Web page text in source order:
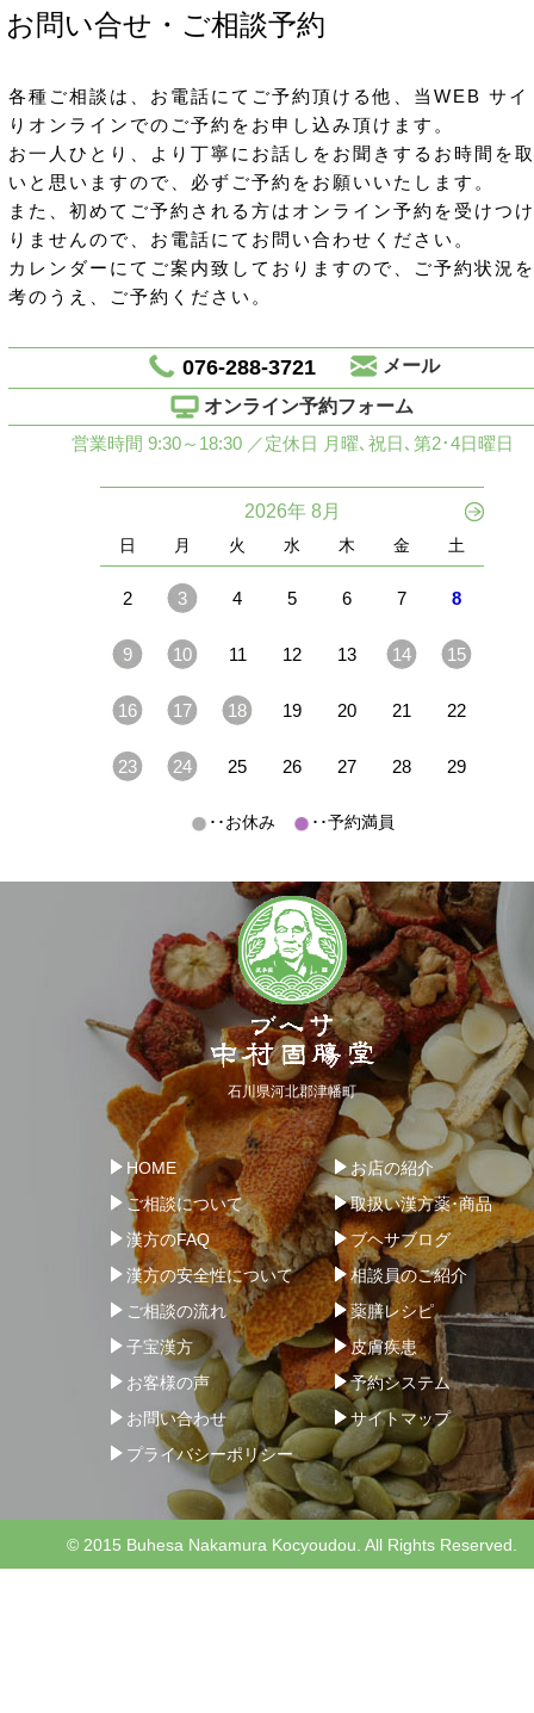
お問い合せ・ご相談予約
各種ご相談は、お電話にてご予約頂ける他、当WEB サイ
りオンラインでのご予約をお申し込み頂けます。
お一人ひとり、より丁寧にお話しをお聞きするお時間を
いと思いますので、必ずご予約をお願いいたします。
また、初めてご予約される方はオンライン予約を受けつ
りませんので、お電話にてお問い合わせください。
カレンダーにてご案内致しておりますので、ご予約状況
考のうえ、ご予約ください。
076-288-3721
メール
オンライン予約フォーム
営業時間 9:30～18:30 ／定休日 月曜､祝日､第2･4日曜日
2026年 8月
日 月 火 水 木 金 土
2 3 4 5 6 7 8
9 10 11 12 13 14 15
16 17 18 19 20 21 22
23 24 25 26 27 28 29
･･お休み ･･予約満員
石川県河北郡津幡町
HOME
お店の紹介
ご相談について
取扱い漢方薬･商品
漢方のFAQ
ブヘサブログ
漢方の安全性について
相談員のご紹介
ご相談の流れ
薬膳レシピ
子宝漢方
皮膚疾患
お客様の声
予約システム
お問い合わせ
サイトマップ
プライバシーポリシー
© 2015 Buhesa Nakamura Kocyoudou. All Rights Reserved.